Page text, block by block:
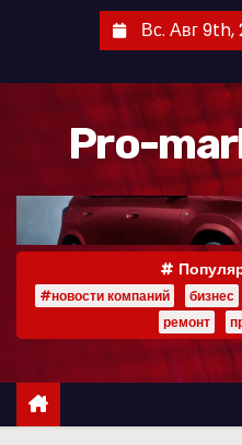
р
Вс. Авг 9th,
Pro-
#новости компаний бизнес
ремонт